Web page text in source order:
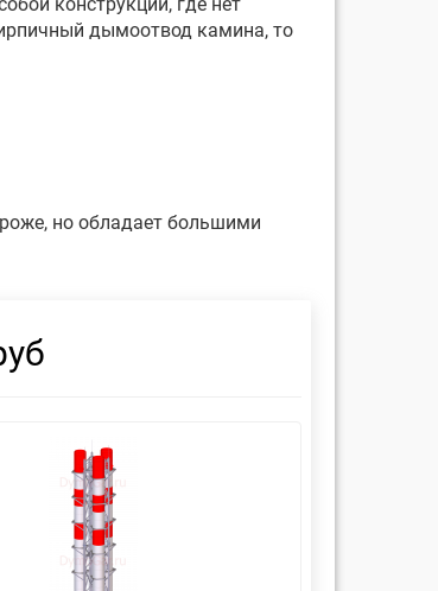
дымоотвод камина, то
но обладает большими